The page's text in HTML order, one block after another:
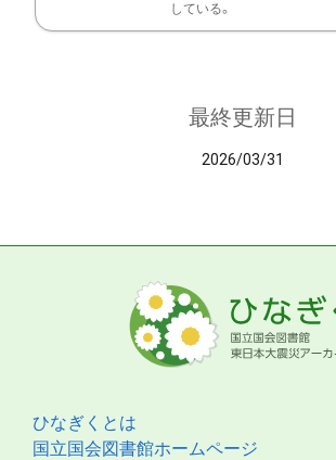
している。
最終更新日
2026/03/31
ひなぎくとは
国立国会図書館ホームページ